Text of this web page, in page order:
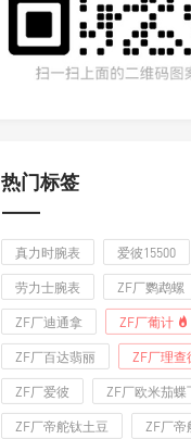
热门标签
真力时腕表 爱彼15500
劳力士腕表 ZF厂鹦鹉螺
ZF厂迪通拿 ZF厂葡计
ZF厂百达翡丽 ZF厂理查
ZF厂爱彼 ZF厂欧米茄蝶
ZF厂帝舵钛土豆 ZF厂帝